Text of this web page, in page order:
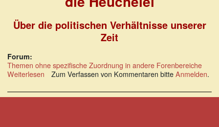
Über die politischen Verhältnisse unserer
Zeit
Forum:
Themen ohne spezifische Zuordnung in andere Forenbereiche
Weiterlesen über
Rammer:
Viele
Zum Verfassen von Kommentaren bitteAnmelden.